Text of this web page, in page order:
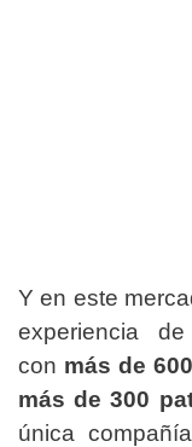
Y en este
experiencia
con más de
más de 300
única